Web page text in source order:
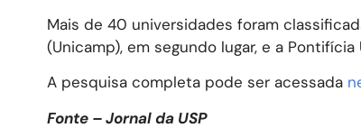
Mais de 40 universidades foram
(Unicamp), em segundo lugar, e a
A pesquisa completa pode ser acessada
Fonte – Jornal da USP